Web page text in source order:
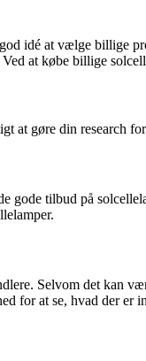
idé at vælge billige
at købe billige
at gøre din research
gode tilbud på
Selvom det kan
for at se, hvad der er